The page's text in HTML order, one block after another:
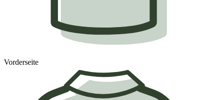
Vorderseite